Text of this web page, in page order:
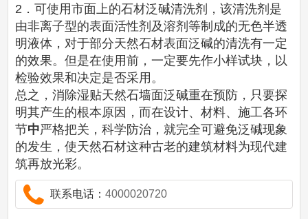
2．可使用市面上的石材泛碱清洗剂，该清洗剂是
由非离子型的表面活性剂及溶剂等制成的无色半透
明液体，对于部分天然石材表面泛碱的清洗有一定
的效果。但是在使用前，一定要先作小样试块，以
检验效果和决定是否采用。
总之，消除湿贴天然石墙面泛碱重在预防，只要探
明其产生的根本原因，而在设计、材料、施工各环
节中严格把关，科学防治，就完全可避免泛碱现象
的发生，使天然石材这种古老的建筑材料为现代建
筑再放光彩。
联系电话：4000020720